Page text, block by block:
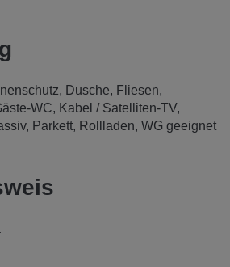
Dusche
Fliesen
WC
Kabel / Satelliten-TV
Parkett Rollladen WG geeignet